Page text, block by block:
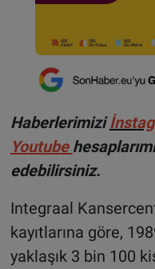
Haberlerimizi
Youtube
edebilirsiniz.
Integraal
kayıtlarına göre,
yaklaşık 3 bin 100